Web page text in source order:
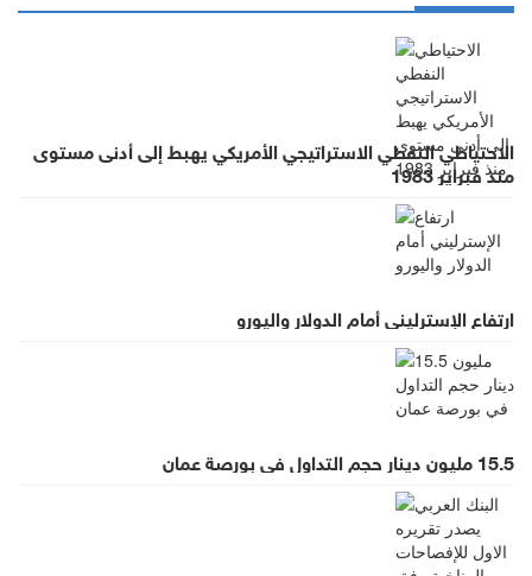
الاحتياطي النفطي الاستراتيجي الأمريكي يهبط إلى أدنى مستوى
منذ فبراير 1983
ارتفاع الإسترليني أمام الدولار واليورو
15.5 مليون دينار حجم التداول في بورصة عمان